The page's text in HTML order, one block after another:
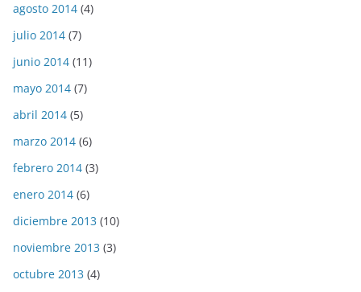
agosto 2014 (4)
julio 2014 (7)
junio 2014 (11)
mayo 2014 (7)
abril 2014 (5)
marzo 2014 (6)
febrero 2014 (3)
enero 2014 (6)
diciembre 2013 (10)
noviembre 2013 (3)
octubre 2013 (4)